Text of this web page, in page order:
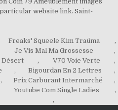
website link. Saint-
Freaks' Squeele Kim Traüma
,
Je Vis Mal Ma Grossesse
,
Désert
, V70 Voie Verte
,
, Bigourdan En 2 Lettres
,
, Prix Carburant Intermarché
,
Youtube Com Single Ladies
,
,